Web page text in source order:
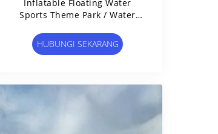
Inflatable Floating Water
Sports Theme Park / Water
Milano
HUBUNGI SEKARANG